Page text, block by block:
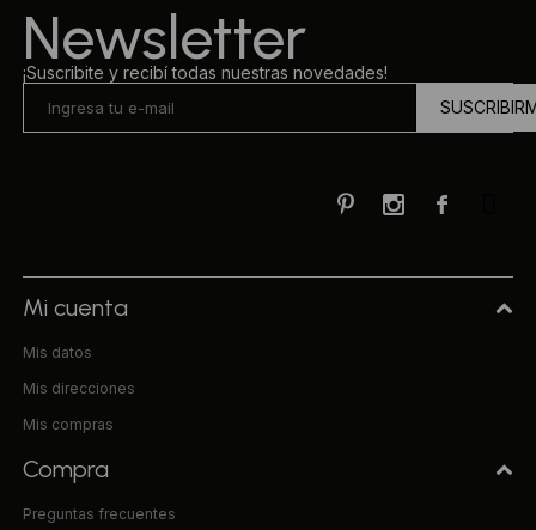
Newsletter
¡Suscribite y recibí todas nuestras novedades!

 
Mi cuenta
Mis datos
Mis direcciones
Mis compras
Compra
Preguntas frecuentes